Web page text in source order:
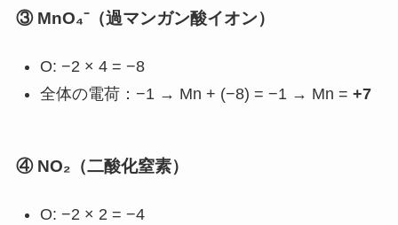
③ MnO₄⁻（過マンガン酸イオン）
O: −2 × 4 = −8
全体の電荷：−1 → Mn + (−8) = −1 → Mn = +7
④ NO₂（二酸化窒素）
O: −2 × 2 = −4